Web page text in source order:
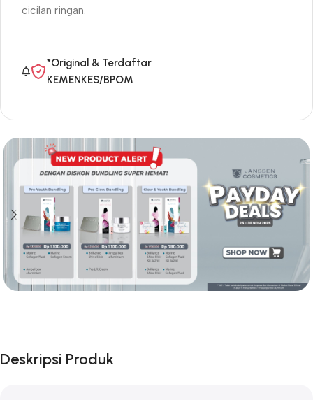
cicilan ringan.
*Original & Terdaftar
KEMENKES/BPOM
Deskripsi Produk